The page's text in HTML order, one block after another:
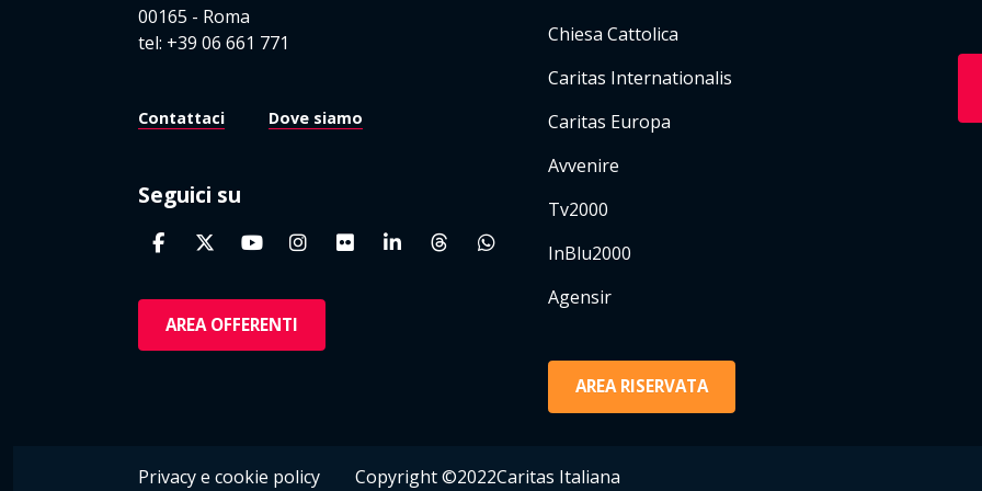
00165 - Roma
tel: +39 06 661 771
Contattaci Dove siamo
Seguici su
AREA OFFERENTI
Chiesa Cattolica
Caritas Internationalis
Caritas Europa
Avvenire
Tv2000
InBlu2000
Agensir
AREA RISERVATA
Privacy e cookie policy Copyright ©2022Caritas Italiana